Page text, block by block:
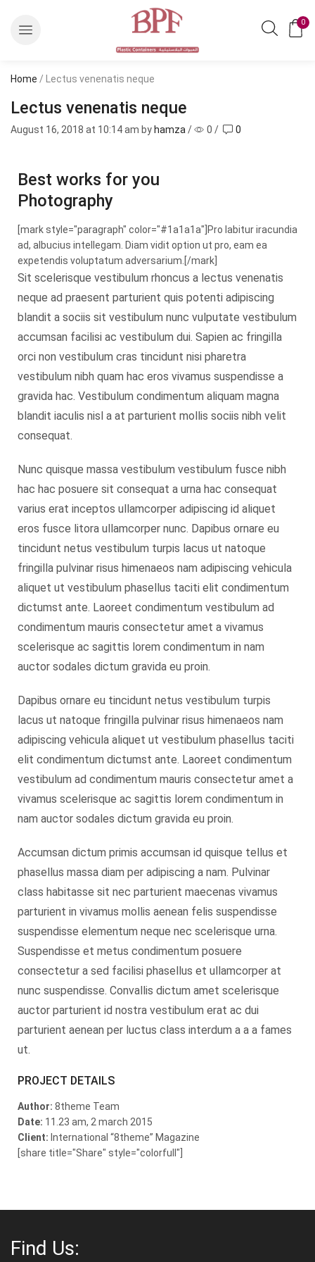
0
Home / Lectus venenatis neque
Lectus venenatis neque
August 16, 2018 at 10:14 am by hamza / 0 / 0
Best works for you
Photography
[mark style="paragraph" color="#1a1a1a"]Pro labitur iracundia
ad, albucius intellegam. Diam vidit option ut pro, eam ea
expetendis voluptatum adversarium.[/mark]
Sit scelerisque vestibulum rhoncus a lectus venenatis
neque ad praesent parturient quis potenti adipiscing
blandit a sociis sit vestibulum nunc vulputate vestibulum
accumsan facilisi ac vestibulum dui. Sapien ac fringilla
orci non vestibulum cras tincidunt nisi pharetra
vestibulum nibh quam hac eros vivamus suspendisse a
gravida hac. Vestibulum condimentum aliquam magna
blandit iaculis nisl a at parturient mollis sociis nibh velit
consequat.
Nunc quisque massa vestibulum vestibulum fusce nibh
hac hac posuere sit consequat a urna hac consequat
varius erat inceptos ullamcorper adipiscing id aliquet
eros fusce litora ullamcorper nunc. Dapibus ornare eu
tincidunt netus vestibulum turpis lacus ut natoque
fringilla pulvinar risus himenaeos nam adipiscing vehicula
aliquet ut vestibulum phasellus taciti elit condimentum
dictumst ante. Laoreet condimentum vestibulum ad
condimentum mauris consectetur amet a vivamus
scelerisque ac sagittis lorem condimentum in nam
auctor sodales dictum gravida eu proin.
Dapibus ornare eu tincidunt netus vestibulum turpis
lacus ut natoque fringilla pulvinar risus himenaeos nam
adipiscing vehicula aliquet ut vestibulum phasellus taciti
elit condimentum dictumst ante. Laoreet condimentum
vestibulum ad condimentum mauris consectetur amet a
vivamus scelerisque ac sagittis lorem condimentum in
nam auctor sodales dictum gravida eu proin.
Accumsan dictum primis accumsan id quisque tellus et
phasellus massa diam per adipiscing a nam. Pulvinar
class habitasse sit nec parturient maecenas vivamus
parturient in vivamus mollis aenean felis suspendisse
suspendisse elementum neque nec scelerisque urna.
Suspendisse et metus condimentum posuere
consectetur a sed facilisi phasellus et ullamcorper at
nunc suspendisse. Convallis dictum amet scelerisque
auctor parturient id nostra vestibulum erat ac dui
parturient aenean per luctus class interdum a a a fames
ut.
PROJECT DETAILS
Author: 8theme Team
Date: 11.23 am, 2 march 2015
Client: International “8theme” Magazine
[share title="Share" style="colorfull"]
Find Us: